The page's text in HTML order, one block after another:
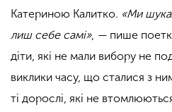
Катериною Калитко. «Ми
лиш себе самі», — пише
діти, які не мали вибору не
виклики часу, що сталися з
ті дорослі, які не